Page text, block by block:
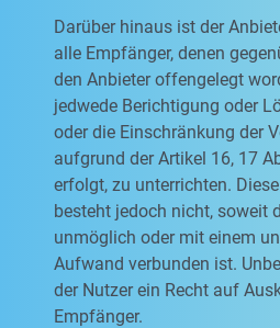
Darüber hinaus ist der
alle Empfänger, denen
den Anbieter offengelegt
jedwede Berichtigung oder
oder die Einschränkung der
aufgrund der Artikel 16, 17
erfolgt, zu unterrichten.
besteht jedoch nicht, soweit
unmöglich oder mit einem
Aufwand verbunden ist.
der Nutzer ein Recht auf
Empfänger.